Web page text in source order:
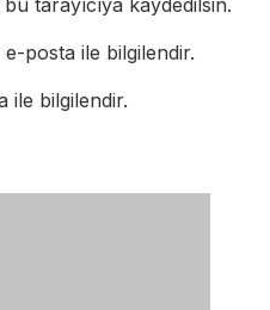
tarayıcıya kaydedilsin.
posta ile bilgilendir.
ile bilgilendir.